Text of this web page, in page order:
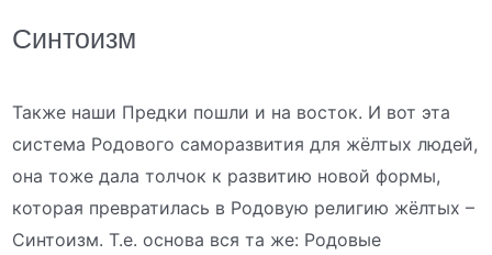
Синтоизм
Также наши Предки пошли и на восток. И вот эта
система Родового саморазвития для жёлтых людей,
она тоже дала толчок к развитию новой формы,
которая превратилась в Родовую религию жёлтых –
Синтоизм. Т.е. основа вся та же: Родовые